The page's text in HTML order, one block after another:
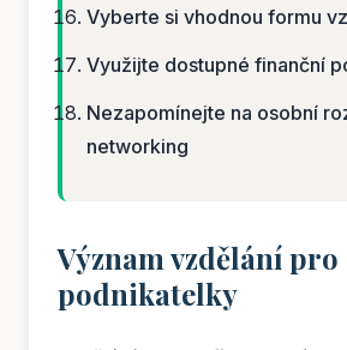
Vyberte si vhodnou formu
Využijte dostupné finanční
Nezapomínejte na osobní
networking
Význam vzdělání pro
podnikatelky